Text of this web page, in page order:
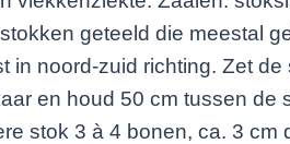
geteeld die meestal
in noord-zuid richting. Zet de
en houd 50 cm tussen de
stok 3 à 4 bonen, ca. 3 cm